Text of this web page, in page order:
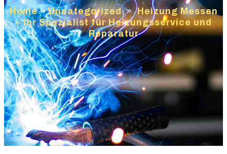
Home»Uncategorized » Heizung Messen
– Ihr Spezialist für Heizungsservice und
Reparatur